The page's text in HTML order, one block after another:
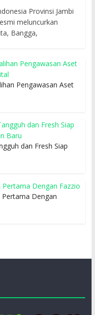
Provinsi Jambi
meluncurkan
Bangga,
Pengawasan Aset
dan Fresh Siap
Pertama Dengan